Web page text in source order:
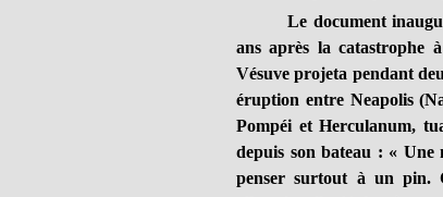
Le document
ans après la catastrophe
Vésuve projeta pendant
éruption entre Neapolis
Pompéi et Herculanum,
depuis son bateau : « Une
penser surtout à un pin.